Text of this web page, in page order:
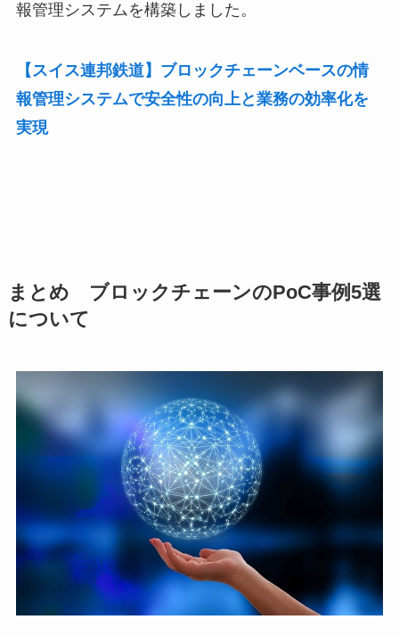
報管理システムを構築しました。
【スイス連邦鉄道】ブロックチェーンベースの情
報管理システムで安全性の向上と業務の効率化を
実現
まとめ ブロックチェーンのPoC事例5選
について